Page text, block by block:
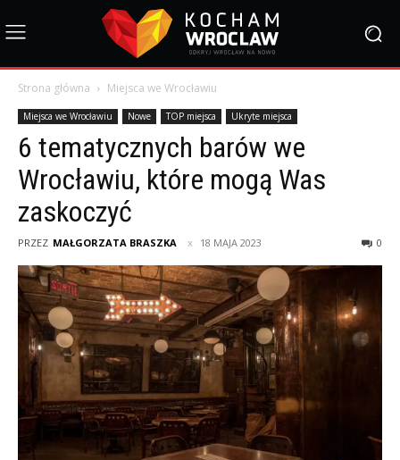
Strona główna Miejsca we Wrocławiu
Miejsca we Wrocławiu Nowe TOP miejsca Ukryte miejsca
6 tematycznych barów we
Wrocławiu, które mogą Was
zaskoczyć
PRZEZ MAŁGORZATA BRASZKA 18 MAJA 2023 0